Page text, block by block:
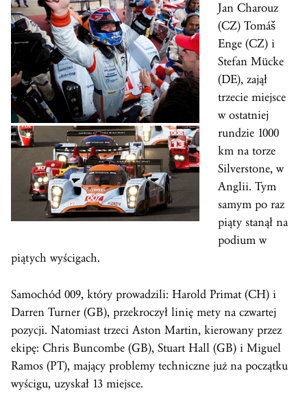
Jan Charouz
(CZ) Tomáš
Enge (CZ) i
Stefan Mücke
(DE), zajął
trzecie miejsce
w ostatniej
rundzie 1000
km na torze
Silverstone, w
Anglii. Tym
samym po raz
piąty stanął na
podium w
piątych wyścigach.
Samochód 009, który prowadzili: Harold Primat (CH) i
Darren Turner (GB), przekroczył linię mety na czwartej
pozycji. Natomiast trzeci Aston Martin, kierowany przez
ekipę: Chris Buncombe (GB), Stuart Hall (GB) i Miguel
Ramos (PT), mający problemy techniczne już na początku
wyścigu, uzyskał 13 miejsce.